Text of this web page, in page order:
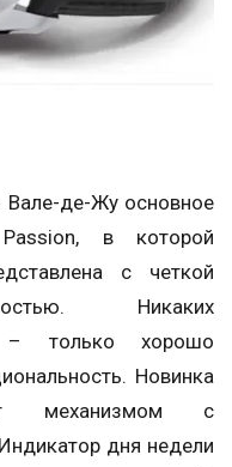
Вале-де-Жу основное
в которой
с четкой
Никаких
– только хорошо
Новинка
механизмом с
дня недели